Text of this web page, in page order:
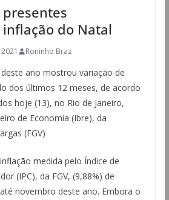
do Natal
Roninho Braz
ano mostrou variação de
dos últimos 12 meses, de acordo
hoje (13), no Rio de Janeiro,
de Economia (Ibre), da
(FGV)
medida pelo Índice de
(IPC), da FGV, (9,88%) de
novembro deste ano. Embora o